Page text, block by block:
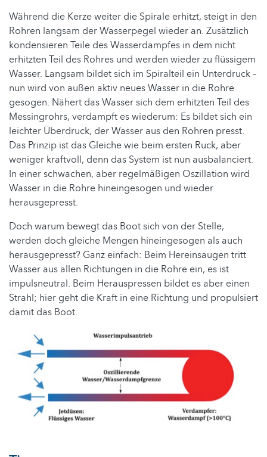
Während die Kerze weiter die Spirale erhitzt, steigt in den
Rohren langsam der Wasserpegel wieder an. Zusätzlich
kondensieren Teile des Wasserdampfes in dem nicht
erhitzten Teil des Rohres und werden wieder zu flüssigem
Wasser. Langsam bildet sich im Spiralteil ein Unterdruck –
nun wird von außen aktiv neues Wasser in die Rohre
gesogen. Nähert das Wasser sich dem erhitzten Teil des
Messingrohrs, verdampft es wiederum: Es bildet sich ein
leichter Überdruck, der Wasser aus den Rohren presst.
Das Prinzip ist das Gleiche wie beim ersten Ruck, aber
weniger kraftvoll, denn das System ist nun ausbalanciert.
In einer schwachen, aber regelmäßigen Oszillation wird
Wasser in die Rohre hineingesogen und wieder
herausgepresst.
Doch warum bewegt das Boot sich von der Stelle,
werden doch gleiche Mengen hineingesogen als auch
herausgepresst? Ganz einfach: Beim Hereinsaugen tritt
Wasser aus allen Richtungen in die Rohre ein, es ist
impulsneutral. Beim Herauspressen bildet es aber einen
Strahl; hier geht die Kraft in eine Richtung und propulsiert
damit das Boot.